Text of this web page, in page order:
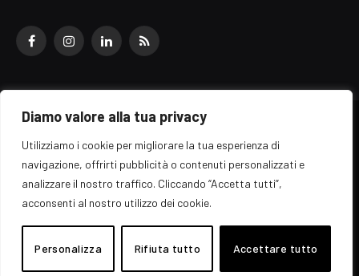
Diamo valore alla tua privacy
Utilizziamo i cookie per migliorare la tua esperienza di
navigazione, offrirti pubblicità o contenuti personalizzati e
analizzare il nostro traffico. Cliccando “Accetta tutti”,
acconsenti al nostro utilizzo dei cookie.
Personalizza Rifiuta tutto Accettare tutto
FacebookInstagramLinkedInRSS
© 2026 EZ Rome Designed by ARvis.it
Il portale EZ Rome e' una testata giornalistica di carattere generalista
registrata al tribunale di Roma - Numero 389/2008
Direttore responsabile: Raffaella Roani - ISSN: 2036-783X
Edito da ARvis.it srl - via Alessandria 88 - 00198 Roma CF/PI/R.I.
Home Informazioni